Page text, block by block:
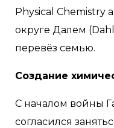
Physical Chemistry
округе Далем
перевёз семью.
Создание
С началом войны
согласился